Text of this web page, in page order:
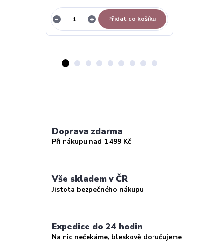
Přidat do košíku
Doprava zdarma
Při nákupu nad 1 499 Kč
Vše skladem v ČR
Jistota bezpečného nákupu
Expedice do 24 hodin
Na nic nečekáme, bleskově doručujeme